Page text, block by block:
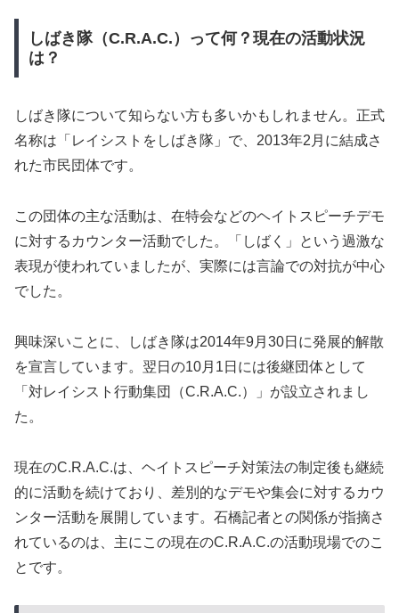
しばき隊（C.R.A.C.）って何？現在の活動状況
は？
しばき隊について知らない方も多いかもしれません。正式
名称は「レイシストをしばき隊」で、2013年2月に結成さ
れた市民団体です。
この団体の主な活動は、在特会などのヘイトスピーチデモ
に対するカウンター活動でした。「しばく」という過激な
表現が使われていましたが、実際には言論での対抗が中心
でした。
興味深いことに、しばき隊は2014年9月30日に発展的解散
を宣言しています。翌日の10月1日には後継団体として
「対レイシスト行動集団（C.R.A.C.）」が設立されまし
た。
現在のC.R.A.C.は、ヘイトスピーチ対策法の制定後も継続
的に活動を続けており、差別的なデモや集会に対するカウ
ンター活動を展開しています。石橋記者との関係が指摘さ
れているのは、主にこの現在のC.R.A.C.の活動現場でのこ
とです。